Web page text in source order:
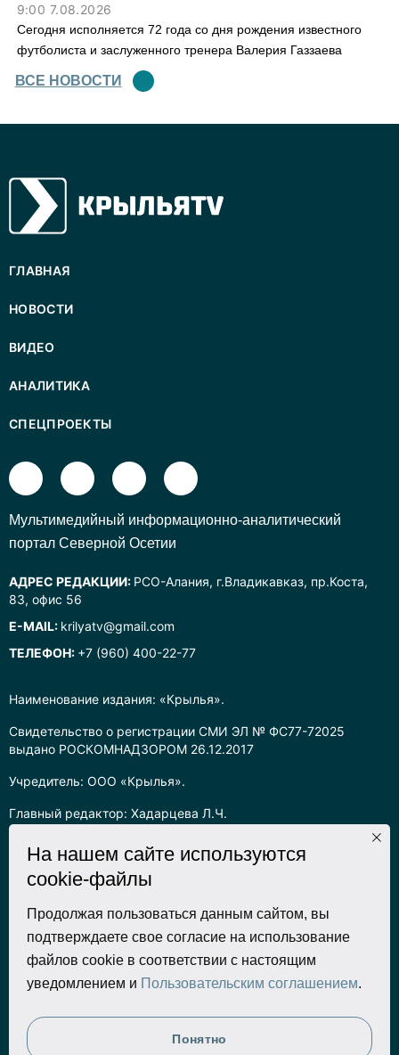
9:00 7.08.2026
Сегодня исполняется 72 года со дня рождения известного
футболиста и заслуженного тренера Валерия Газзаева
ВСЕ НОВОСТИ
Наименование издания: «Крылья».
Свидетельство о регистрации СМИ ЭЛ № ФС77-72025
выдано РОСКОМНАДЗОРОМ 26.12.2017
Учредитель: ООО «Крылья».
Главный редактор: Хадарцева Л.Ч.
Информация на сайте предназначена для лиц старше 16 лет.
Все права на любые материалы, опубликованные на сайте,
защищены в соответствии с российским законодательством
об интеллектуальной собственности. Любое использование
текстовых, фото, аудио и видеоматериалов возможно только
с согласия правообладателя (ООО «Крылья») и при строгом
наличии ссылки на ресурс. Для сетевых ресурсов –
гиперссылка.
Разработка сайта
ГЛАВНАЯ
НОВОСТИ
ВИДЕО
АНАЛИТИКА
СПЕЦПРОЕКТЫ
Mультимедийный информационно-аналитический
портал Северной Осетии
АДРЕС РЕДАКЦИИ: РСО-Алания, г.Владикавказ, пр.Коста,
83, офис 56
E-MAIL: krilyatv@gmail.com
ТЕЛЕФОН: +7 (960) 400-22-77
На нашем сайте используются
cookie-файлы
Продолжая пользоваться данным сайтом, вы
подтверждаете свое согласие на использование
файлов cookie в соответствии с настоящим
уведомлением и Пользовательским соглашением.
Понятно